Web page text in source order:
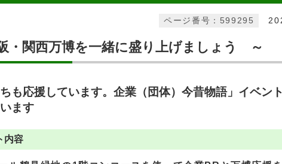
ページ番号：599295
・関西万博を一緒に盛り上げましょう ～
ちも応援しています。企業（団体）今昔物語」イベン
ます
内容